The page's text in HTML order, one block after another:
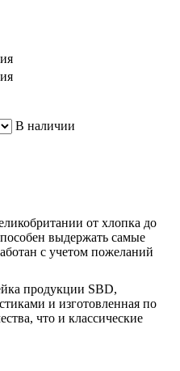
В наличии
от хлопка до
выдержать самые
с учетом пожеланий
продукции SBD,
и изготовленная по
что и классические